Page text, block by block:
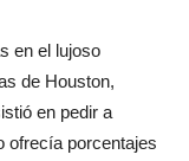
en el lujoso
de Houston,
en pedir a
ofrecía porcentajes